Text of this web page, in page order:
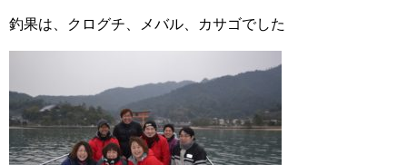
釣果は、クログチ、メバル、カサゴでした